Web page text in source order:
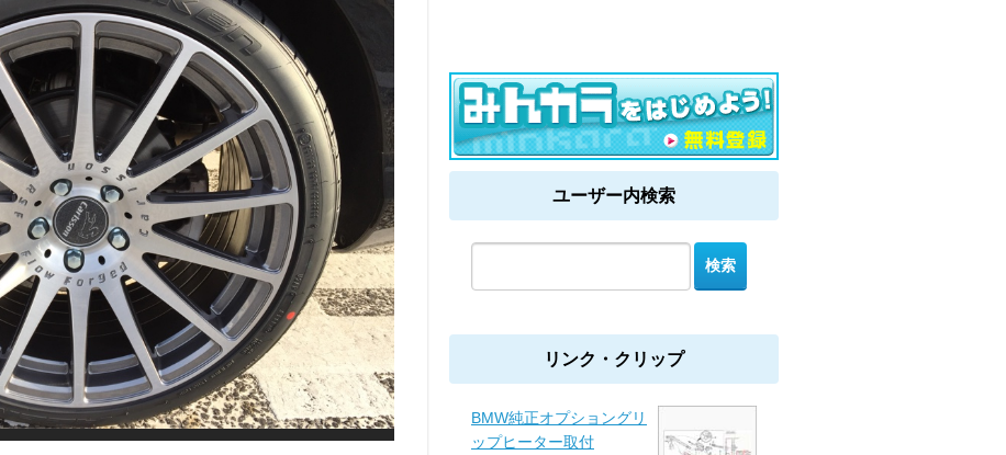
ユーザー内検索
リンク・クリップ
BMW純正オプショングリ
ップヒーター取付